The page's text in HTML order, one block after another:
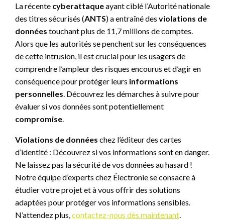
La récente cyberattaqueayant ciblé l’Autorité nationale
des titres sécurisés (ANTS) a entraîné des violations de
données touchant plus de 11,7 millions de comptes.
Alors que les autorités se penchent sur les conséquences
de cette intrusion, il est crucial pour les usagers de
comprendre l’ampleur des risques encourus et d’agir en
conséquence pour protéger leurs informations
personnelles. Découvrez les démarches à suivre pour
évaluer si vos données sont potentiellement
compromise.
Violations de données chez l’éditeur des cartes
d’identité : Découvrez si vos informations sont en danger.
Ne laissez pas la sécurité de vos données au hasard !
Notre équipe d’experts chez Électronie se consacre à
étudier votre projet et à vous offrir des solutions
adaptées pour protéger vos informations sensibles.
N’attendez plus,contactez-nous dès maintenant.